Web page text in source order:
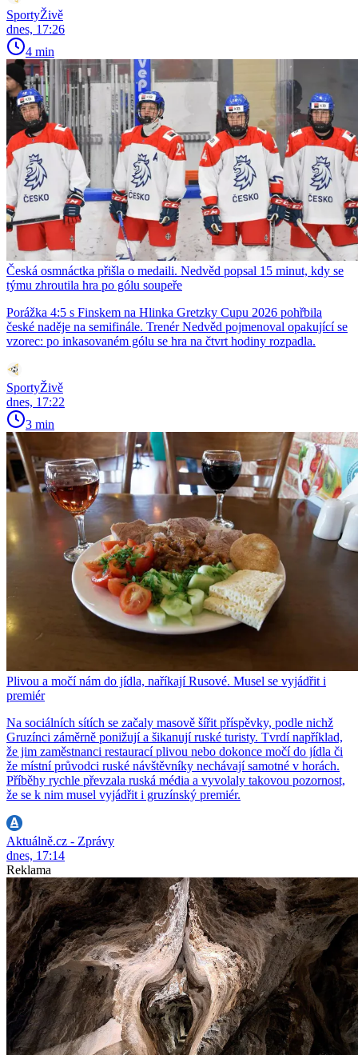
SportyŽivě
dnes, 17:26
4 min
Česká osmnáctka přišla o medaili. Nedvěd popsal 15 minut, kdy se
týmu zhroutila hra po gólu soupeře
Porážka 4:5 s Finskem na Hlinka Gretzky Cupu 2026 pohřbila
české naděje na semifinále. Trenér Nedvěd pojmenoval opakující se
vzorec: po inkasovaném gólu se hra na čtvrt hodiny rozpadla.
SportyŽivě
dnes, 17:22
3 min
Plivou a močí nám do jídla, naříkají Rusové. Musel se vyjádřit i
premiér
Na sociálních sítích se začaly masově šířit příspěvky, podle nichž
Gruzínci záměrně ponižují a šikanují ruské turisty. Tvrdí například,
že jim zaměstnanci restaurací plivou nebo dokonce močí do jídla či
že místní průvodci ruské návštěvníky nechávají samotné v horách.
Příběhy rychle převzala ruská média a vyvolaly takovou pozornost,
že se k nim musel vyjádřit i gruzínský premiér.
Aktuálně.cz - Zprávy
dnes, 17:14
Reklama